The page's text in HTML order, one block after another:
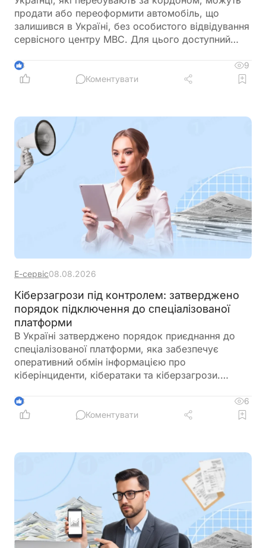
продати або переоформити автомобіль, що
залишився в Україні, без особистого відвідування
сервісного центру МВС. Для цього доступний
довіреності на уповноваженого представника
3
9
Коментувати
Е-сервіс08.08.2026
Кіберзагрози під контролем: затверджено
порядок підключення до спеціалізованої
платформи
В Україні затверджено порядок приєднання до
спеціалізованої платформи, яка забезпечує
оперативний обмін інформацією про
кіберінциденти, кібератаки та кіберзагрози.
між державними органами, операторами
критичної інфраструктури та іншими суб’єктами
3
6
Коментувати